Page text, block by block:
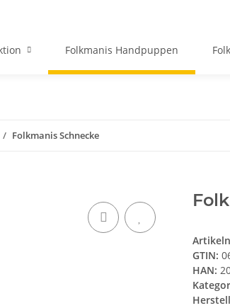
Folkmanis Handpuppen
Folkmanis Schnecke
GTIN:
HAN: